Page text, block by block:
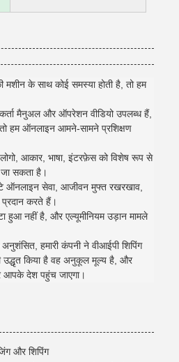
मशीन के साथ कोई समस्या होती है, तो हम
मैनुअल और ऑपरेशन वीडियो उपलब्ध हैं,
तो हम ऑनलाइन आमने-सामने प्रशिक्षण
आकार, भाषा, इंटरफ़ेस को विशेष रूप से
सकता है।
ऑनलाइन सेवा, आजीवन मुफ्त रखरखाव,
प्रदान करते हैं।
हुआ नहीं है, और एल्यूमीनियम उड़ान मामले
अनुशंसित, हमारी कंपनी ने वीआईपी शिपिंग
उद्धृत किया है वह अनुकूल मूल्य है, और
आपके देश पहुंच जाएगा।
और शिपिंग